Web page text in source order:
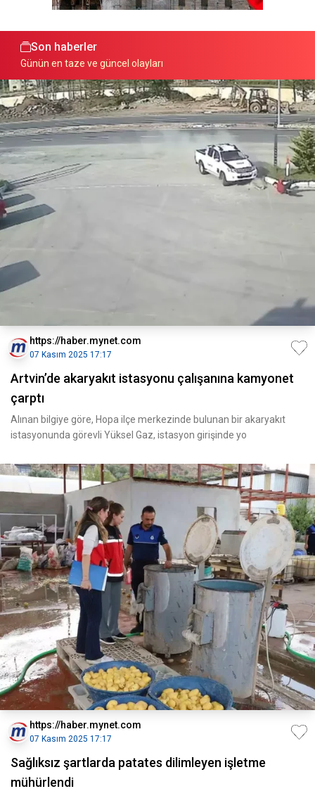
Son haberler
Günün en taze ve güncel olayları
https://haber.mynet.com
07 Kasım 2025 17:17
Artvin’de akaryakıt istasyonu çalışanına kamyonet
çarptı
Alınan bilgiye göre, Hopa ilçe merkezinde bulunan bir akaryakıt
istasyonunda görevli Yüksel Gaz, istasyon girişinde yo
https://haber.mynet.com
07 Kasım 2025 17:17
Sağlıksız şartlarda patates dilimleyen işletme
mühürlendi